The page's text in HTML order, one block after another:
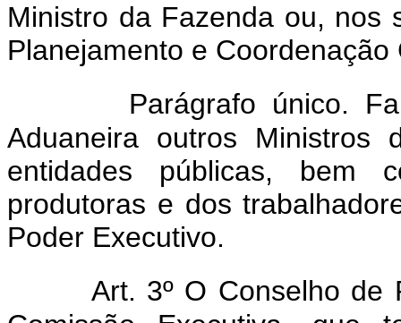
Ministro da Fazenda ou, nos
Planejamento e Coordenação
Parágrafo único.
Aduaneira outros Ministros
entidades públicas, bem
produtoras e dos
Poder Executivo.
Art. 3º O Conselho de